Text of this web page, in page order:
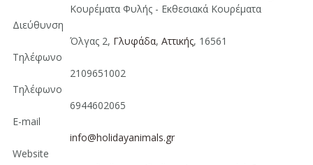
Κουρέματα Φυλής - Εκθεσιακά Κουρέματα
Διεύθυνση
Όλγας 2, Γλυφάδα,Αττικής, 16561
Τηλέφωνο
2109651002
Τηλέφωνο
6944602065
E-mail
info@holidayanimals.gr
Website